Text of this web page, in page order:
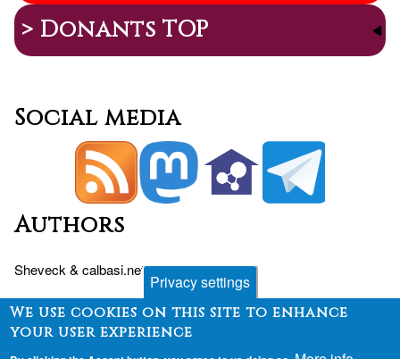
> Donants TOP
Social media
Authors
Sheveck&calbasi.net+Drupal
Peu Contact Fòrum
Privacy settings
We use cookies on this site to enhance
your user experience